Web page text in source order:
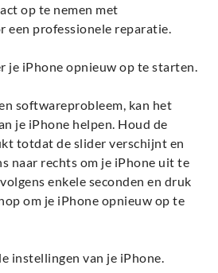
op te nemen met
een professionele reparatie.
je iPhone opnieuw op te starten.
softwareprobleem, kan het
je iPhone helpen. Houd de
totdat de slider verschijnt en
naar rechts om je iPhone uit te
enkele seconden en druk
om je iPhone opnieuw op te
instellingen van je iPhone.